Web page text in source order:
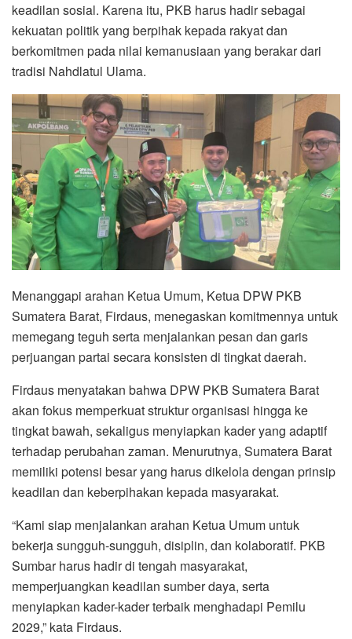
keadilan sosial. Karena itu, PKB harus hadir sebagai
kekuatan politik yang berpihak kepada rakyat dan
berkomitmen pada nilai kemanusiaan yang berakar dari
tradisi Nahdlatul Ulama.
Menanggapi arahan Ketua Umum, Ketua DPW PKB
Sumatera Barat, Firdaus, menegaskan komitmennya untuk
memegang teguh serta menjalankan pesan dan garis
perjuangan partai secara konsisten di tingkat daerah.
Firdaus menyatakan bahwa DPW PKB Sumatera Barat
akan fokus memperkuat struktur organisasi hingga ke
tingkat bawah, sekaligus menyiapkan kader yang adaptif
terhadap perubahan zaman. Menurutnya, Sumatera Barat
memiliki potensi besar yang harus dikelola dengan prinsip
keadilan dan keberpihakan kepada masyarakat.
“Kami siap menjalankan arahan Ketua Umum untuk
bekerja sungguh-sungguh, disiplin, dan kolaboratif. PKB
Sumbar harus hadir di tengah masyarakat,
memperjuangkan keadilan sumber daya, serta
menyiapkan kader-kader terbaik menghadapi Pemilu
2029,” kata Firdaus.